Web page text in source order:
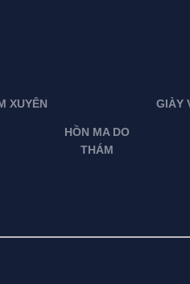
XUYÊN
HỒN MA DO
THÁM
GIÀY